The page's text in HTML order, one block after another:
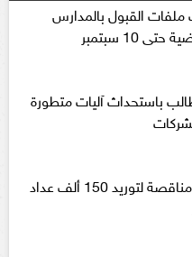
القبول بالمدارس
10 سبتمبر
باستحداث آليات متطورة
الكهرباء تطرح مناقصة لتوريد 150 ألف عداد